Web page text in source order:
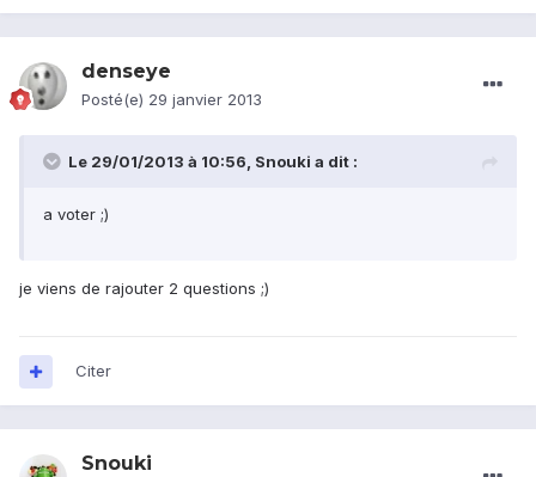
denseye
Posté(e) 29 janvier 2013
Le 29/01/2013 à 10:56, Snouki a dit :
a voter ;)
je viens de rajouter 2 questions ;)
Citer
Snouki